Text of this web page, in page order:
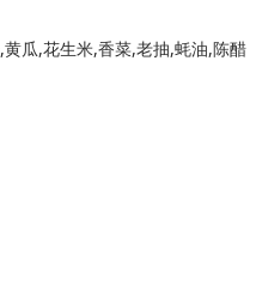
瓜,花生米,香菜,老抽,蚝油,陈醋